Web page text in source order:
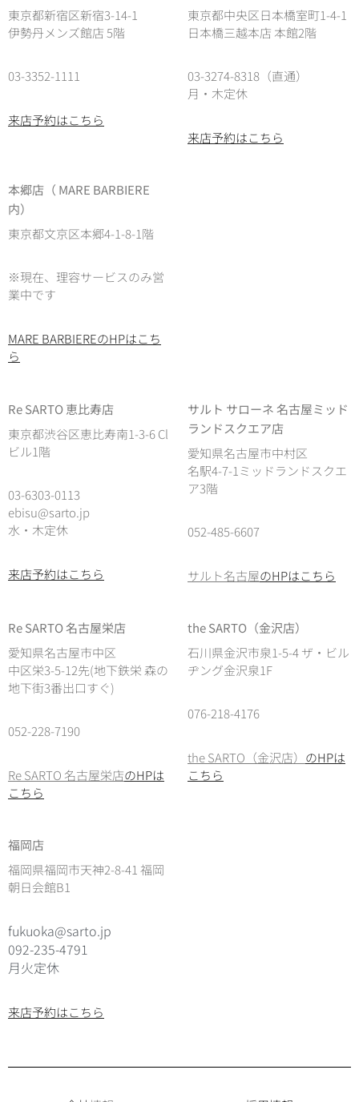
東京都新宿区新宿3-14-1
伊勢丹メンズ館店 5階
03-3352-1111
来店予約はこちら
東京都中央区日本橋室町1-4-1
日本橋三越本店 本館2階
03-3274-8318（直通）
月・木定休
来店予約はこちら
本郷店（ MARE BARBIERE
内）
東京都文京区本郷4-1-8-1階
※現在、理容サービスのみ営
業中です
MARE BARBIEREのHPはこち
ら
Re SARTO 恵比寿店
東京都渋谷区恵比寿南1-3-6 Cl
ビル1階
03-6303-0113
ebisu@sarto.jp
水・木定休
来店予約はこちら
サルト サローネ 名古屋ミッド
ランドスクエア店
愛知県名古屋市中村区
名駅4-7-1ミッドランドスクエ
ア3階
052-485-6607
サルト名古屋のHPはこちら
Re SARTO 名古屋栄店
愛知県名古屋市中区
中区栄3-5-12先(地下鉄栄 森の
地下街3番出口すぐ)
052-228-7190
Re SARTO 名古屋栄店のHPは
こちら
the SARTO（金沢店）
石川県金沢市泉1-5-4 ザ・ビル
ヂング金沢泉1F
076-218-4176
the SARTO（金沢店） のHPは
こちら
福岡店
福岡県福岡市天神2-8-41 福岡
朝日会館B1
fukuoka@sarto.jp
092-235-4791
月火定休
来店予約はこちら